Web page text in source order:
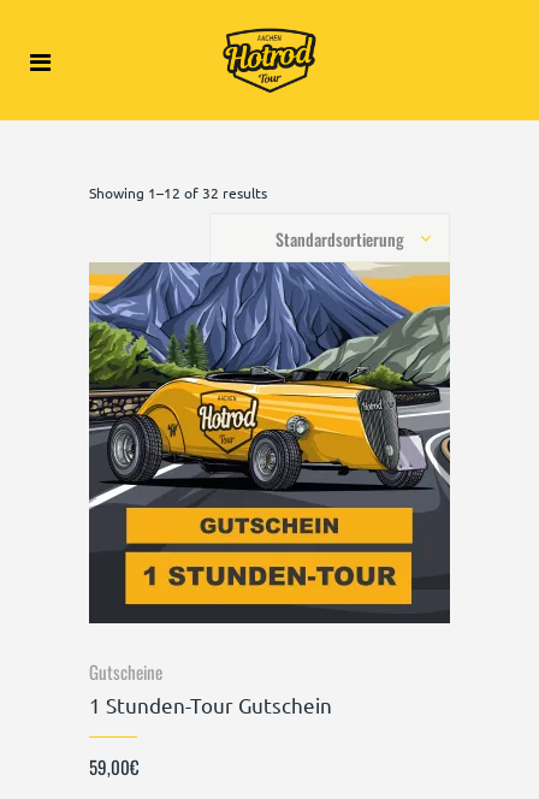
Showing 1–12 of 32 results
Standardsortierung
Gutscheine
1 Stunden-Tour Gutschein
59,00€